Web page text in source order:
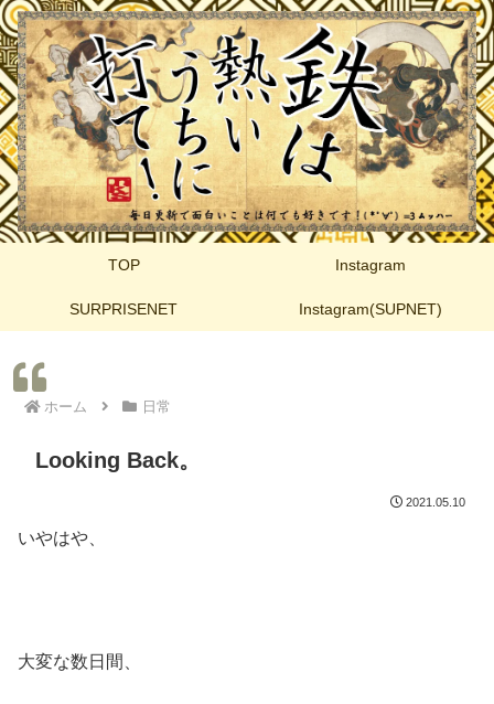
TOP Instagram
SURPRISENET Instagram(SUPNET)
ホーム 日常
Looking Back。
2021.05.10
いやはや、
大変な数日間、